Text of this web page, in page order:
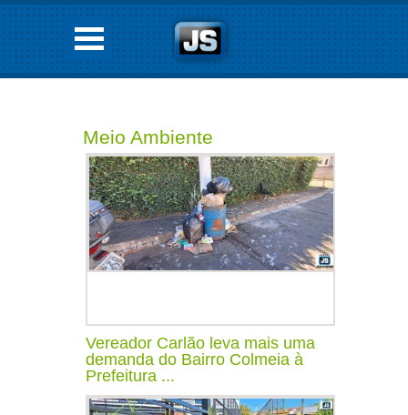
Meio Ambiente
Vereador Carlão leva mais uma
demanda do Bairro Colmeia à
Prefeitura ...